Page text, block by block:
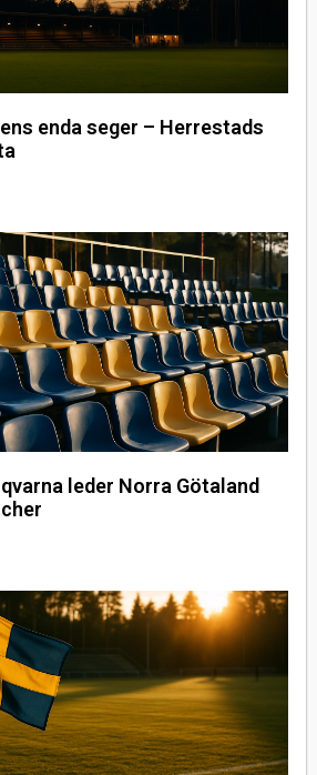
enda seger – Herrestads
leder Norra Götaland